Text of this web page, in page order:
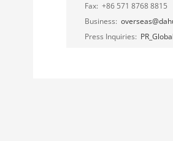
Fax: +86 571 8768 8815
Business:
Press Inquiries: